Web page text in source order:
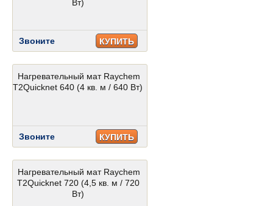
Вт)
Звоните КУПИТЬ
Нагревательный мат Raychem
T2Quicknet 640 (4 кв. м / 640 Вт)
Звоните КУПИТЬ
Нагревательный мат Raychem
T2Quicknet 720 (4,5 кв. м / 720
Вт)